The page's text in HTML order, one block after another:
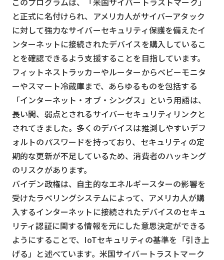
スマート物流
IoT
DX
ニュース
デジタルサイネージ
カメラ
Wi-Fi
SaaS
AI
おすすめ
SIM
スマホ
リセット
検索する
と正式に名付けられ、アメリカ人がサイバーアタック
に対して強力なサイバーセキュリティ保護を備えたイ
ンターネットに接続されたデバイスを購入しているこ
とを確認できるよう支援することを目指しています。
フィットネストラッカーやルーターからベビーモニタ
ーやスマート冷蔵庫まで、あらゆるものを包括する
「インターネット・オブ・シングス」という用語は、
長い間、弱点とされるサイバーセキュリティリンクと
されてきました。多くのデバイスは推測しやすいデフ
ォルトのパスワードを持っており、セキュリティの定
期的な更新が不足しているため、消費者のハッキング
のリスクがあります。
バイデン政権は、自主的なエネルギースターの影響を
受けたラベリングシステムによって、アメリカ人が購
入するインターネットに接続されたデバイスのセキュ
リティ認証に関する情報を元にした意思決定ができる
ようにすることで、IoTセキュリティの基準を「引き上
げる」と述べています。米国サイバートラストマーク